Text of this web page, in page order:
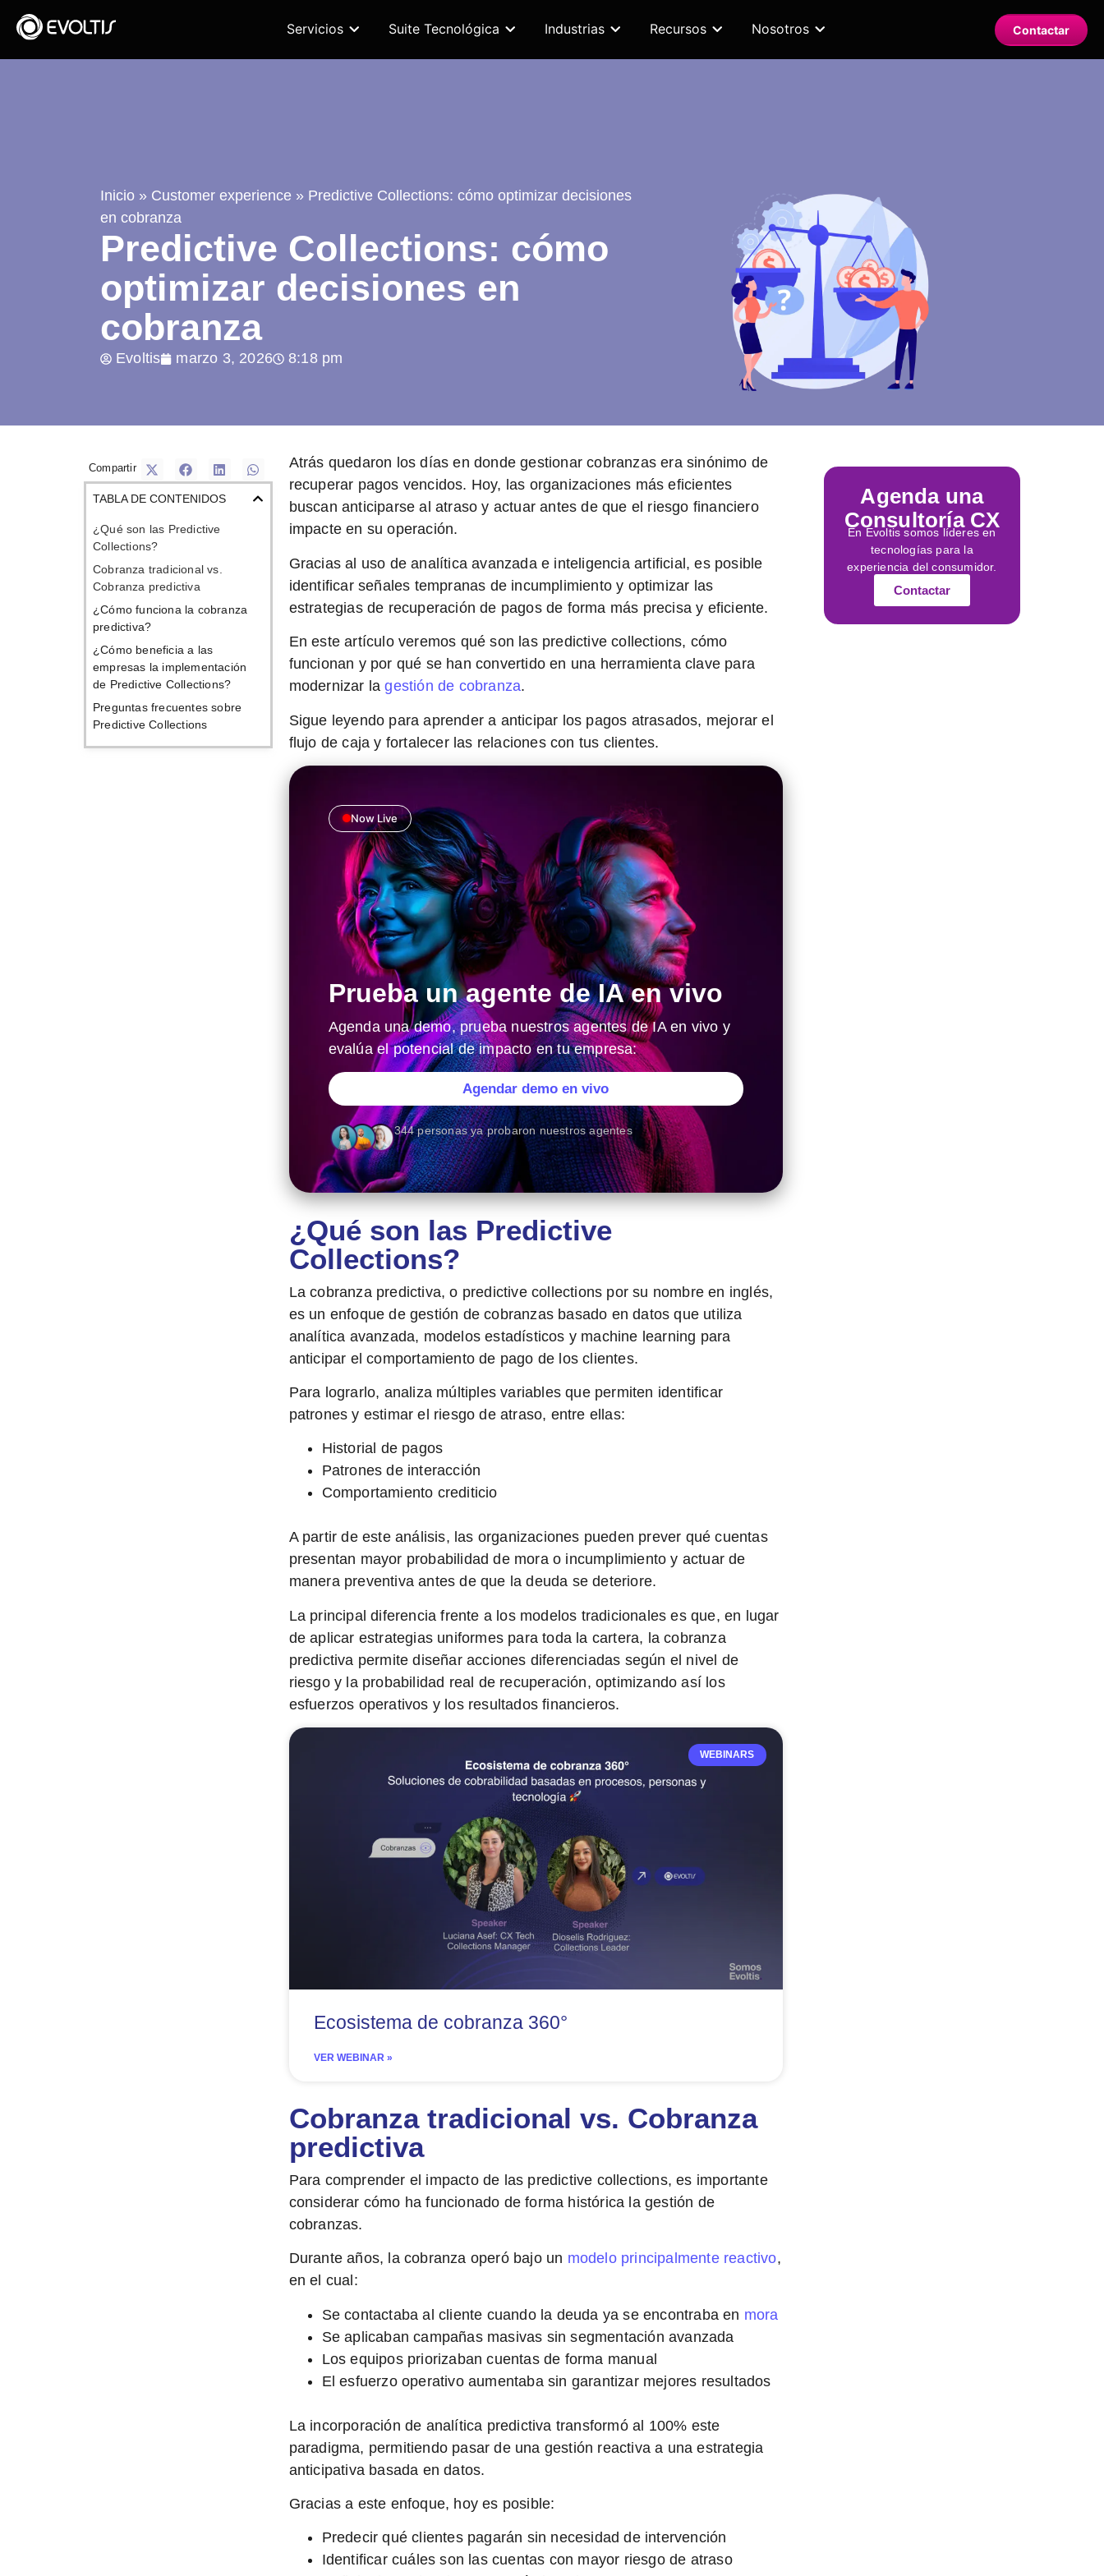
Servicios Suite Tecnológica Industrias Recursos Nosotros Contactar
Inicio » Customer experience » Predictive Collections: cómo optimizar decisiones
en cobranza
Predictive Collections: cómo
optimizar decisiones en
cobranza
Evoltis marzo 3, 2026 8:18 pm
Compartir
TABLA DE CONTENIDOS
¿Qué son las Predictive
Collections?
Cobranza tradicional vs.
Cobranza predictiva
¿Cómo funciona la cobranza
predictiva?
¿Cómo beneficia a las
empresas la implementación
de Predictive Collections?
Preguntas frecuentes sobre
Predictive Collections
Atrás quedaron los días en donde gestionar cobranzas era sinónimo de
recuperar pagos vencidos. Hoy, las organizaciones más eficientes
buscan anticiparse al atraso y actuar antes de que el riesgo financiero
impacte en su operación.
Gracias al uso de analítica avanzada e inteligencia artificial, es posible
identificar señales tempranas de incumplimiento y optimizar las
estrategias de recuperación de pagos de forma más precisa y eficiente.
En este artículo veremos qué son las predictive collections, cómo
funcionan y por qué se han convertido en una herramienta clave para
modernizar lagestión de cobranza.
Sigue leyendo para aprender a anticipar los pagos atrasados, mejorar el
flujo de caja y fortalecer las relaciones con tus clientes.
Now Live
Prueba un agente de IA en vivo
Agenda una demo, prueba nuestros agentes de IA en vivo y
evalúa el potencial de impacto en tu empresa:
Agendar demo en vivo
344 personas ya probaron nuestros agentes
¿Qué son las Predictive
Collections?
La cobranza predictiva, o predictive collections por su nombre en inglés,
es un enfoque de gestión de cobranzas basado en datos que utiliza
analítica avanzada, modelos estadísticos y machine learning para
anticipar el comportamiento de pago de los clientes.
Para lograrlo, analiza múltiples variables que permiten identificar
patrones y estimar el riesgo de atraso, entre ellas:
Historial de pagos
Patrones de interacción
Comportamiento crediticio
A partir de este análisis, las organizaciones pueden prever qué cuentas
presentan mayor probabilidad de mora o incumplimiento y actuar de
manera preventiva antes de que la deuda se deteriore.
La principal diferencia frente a los modelos tradicionales es que, en lugar
de aplicar estrategias uniformes para toda la cartera, la cobranza
predictiva permite diseñaracciones diferenciadas según el nivel de
riesgo y la probabilidad real de recuperación, optimizando así los
esfuerzos operativos y los resultados financieros.
WEBINARS
Ecosistema de cobranza 360°
VER WEBINAR »
Cobranza tradicional vs. Cobranza
predictiva
Para comprender el impacto de las predictive collections, es importante
considerar cómo ha funcionado de forma histórica la gestión de
cobranzas.
Durante años, la cobranza operó bajo un modelo principalmente reactivo,
en el cual:
Se contactaba al cliente cuando la deuda ya se encontraba en mora
Se aplicaban campañas masivas sin segmentación avanzada
Los equipos priorizaban cuentas de forma manual
El esfuerzo operativo aumentaba sin garantizar mejores resultados
La incorporación de analítica predictiva transformó al 100% este
paradigma, permitiendo pasar de una gestión reactiva a una estrategia
anticipativa basada en datos.
Gracias a este enfoque, hoy es posible:
Predecir qué clientes pagarán sin necesidad de intervención
Identificar cuáles son las cuentas con mayor riesgo de atraso
Agenda una
Consultoría CX
En Evoltis somos líderes en
tecnologías para la
experiencia del consumidor.
Contactar